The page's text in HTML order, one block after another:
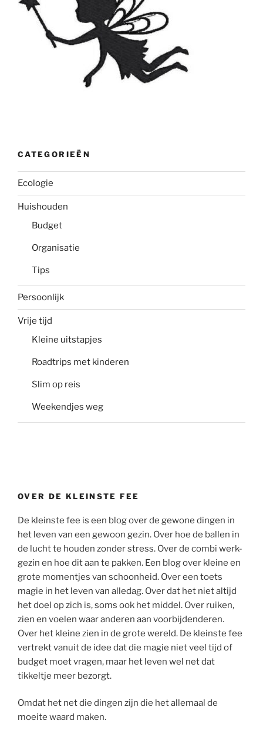
CATEGORIEËN
Ecologie
Huishouden
Budget
Organisatie
Tips
Persoonlijk
Vrije tijd
Kleine uitstapjes
Roadtrips met kinderen
Slim op reis
Weekendjes weg
OVER DE KLEINSTE FEE
De kleinste fee is een blog over de gewone dingen in
het leven van een gewoon gezin. Over hoe de ballen in
de lucht te houden zonder stress. Over de combi werk-
gezin en hoe dit aan te pakken. Een blog over kleine en
grote momentjes van schoonheid. Over een toets
magie in het leven van alledag. Over dat het niet altijd
het doel op zich is, soms ook het middel. Over ruiken,
zien en voelen waar anderen aan voorbijdenderen.
Over het kleine zien in de grote wereld. De kleinste fee
vertrekt vanuit de idee dat die magie niet veel tijd of
budget moet vragen, maar het leven wel net dat
tikkeltje meer bezorgt.
Omdat het net die dingen zijn die het allemaal de
moeite waard maken.